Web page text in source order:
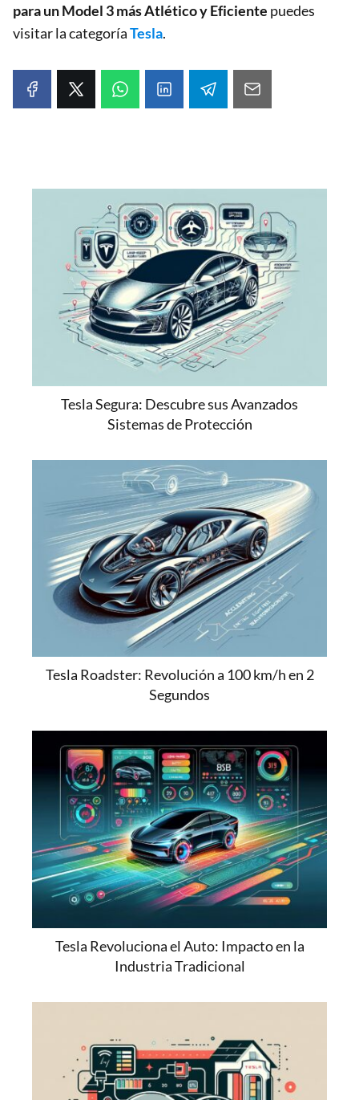
para un Model 3 más Atlético y Eficiente puedes
visitar la categoríaTesla.
Tesla Segura: Descubre sus Avanzados
Sistemas de Protección
Tesla Roadster: Revolución a 100 km/h en 2
Segundos
Tesla Revoluciona el Auto: Impacto en la
Industria Tradicional